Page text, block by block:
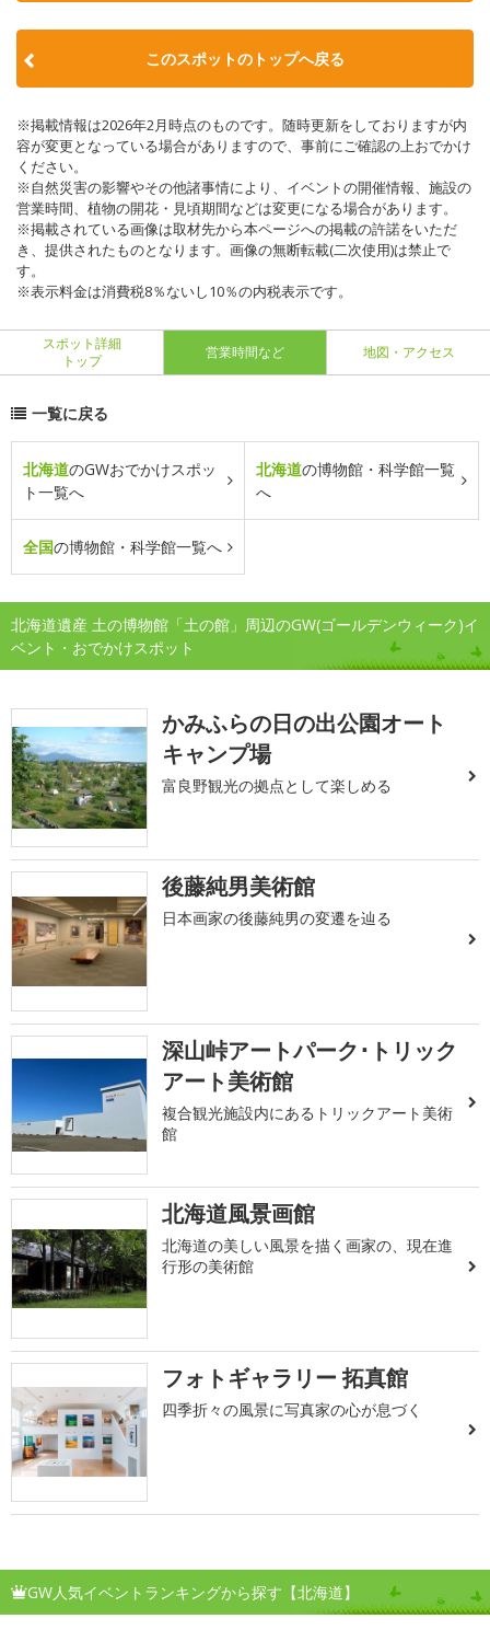
このスポットのトップへ戻る
※掲載情報は2026年2月時点のものです。随時更新をしておりますが内
容が変更となっている場合がありますので、事前にご確認の上おでかけ
ください。
※自然災害の影響やその他諸事情により、イベントの開催情報、施設の
営業時間、植物の開花・見頃期間などは変更になる場合があります。
※掲載されている画像は取材先から本ページへの掲載の許諾をいただ
き、提供されたものとなります。画像の無断転載(二次使用)は禁止で
す。
※表示料金は消費税8％ないし10％の内税表示です。
スポット詳細
トップ
営業時間など 地図・アクセス
一覧に戻る
北海道のGWおでかけスポッ
ト一覧へ
北海道の博物館・科学館一覧
へ
全国の博物館・科学館一覧へ
北海道遺産 土の博物館「土の館」周辺のGW(ゴールデンウィーク)イ
ベント・おでかけスポット
かみふらの日の出公園オート
キャンプ場
富良野観光の拠点として楽しめる
後藤純男美術館
日本画家の後藤純男の変遷を辿る
深山峠アートパーク･トリック
アート美術館
複合観光施設内にあるトリックアート美術
館
北海道風景画館
北海道の美しい風景を描く画家の、現在進
行形の美術館
フォトギャラリー 拓真館
四季折々の風景に写真家の心が息づく
GW人気イベントランキングから探す【北海道】